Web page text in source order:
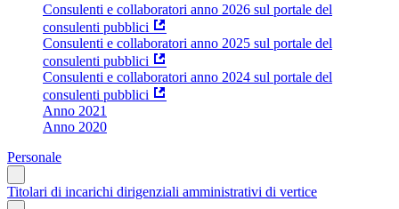
Consulenti e collaboratori anno 2026 sul portale del
consulenti pubblici
Consulenti e collaboratori anno 2025 sul portale del
consulenti pubblici
Consulenti e collaboratori anno 2024 sul portale del
consulenti pubblici
Anno 2021
Anno 2020
Personale
Titolari di incarichi dirigenziali amministrativi di vertice